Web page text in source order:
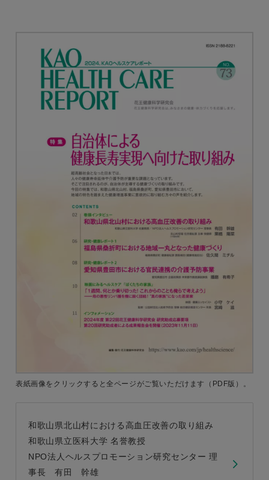
表紙画像をクリックすると全ページがご覧いただけます （PDF版）。
和歌山県北山村における高血圧改善の取り組み
和歌山県立医科大学 名誉教授
NPO法人ヘルスプロモーション研究センター 理
事長 有田 幹雄